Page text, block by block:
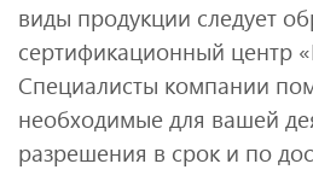
виды продукции следует
сертификационный центр
Специалисты компании
необходимые для вашей
разрешения в срок и по